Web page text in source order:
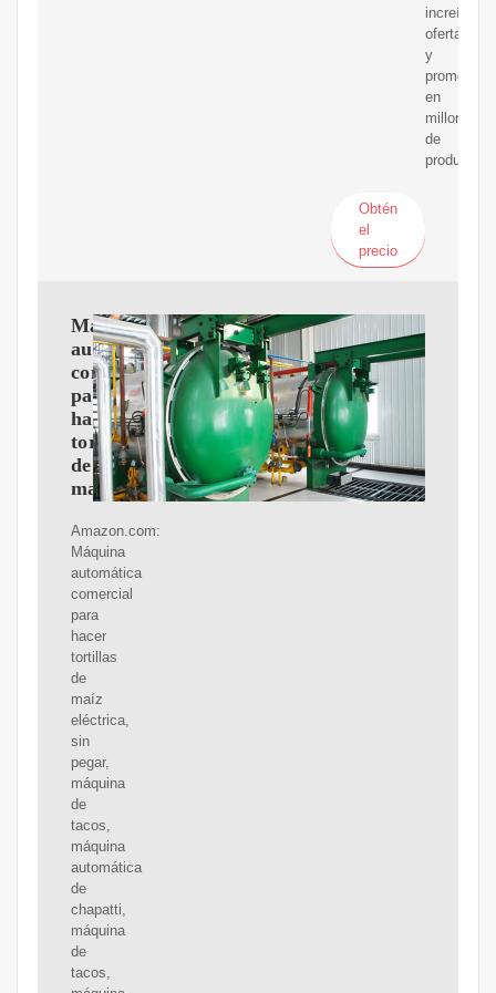
increíbles
ofertas
y
en
millones
de
productos.
Obtén
el
precio
Máquina
automática
comercial
para
hacer
tortillas
de
maíz
Amazon.com:
Máquina
automática
comercial
para
hacer
tortillas
de
maíz
eléctrica,
sin
pegar,
máquina
de
tacos,
máquina
automática
de
chapatti,
máquina
de
tacos,